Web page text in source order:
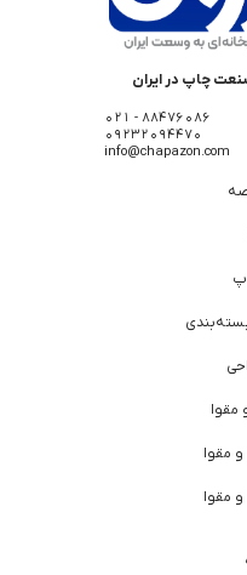
چاپ در ایران
88476086 - 021
09232094470
info@chapazon.com
مقوا
مقوا
مقوا